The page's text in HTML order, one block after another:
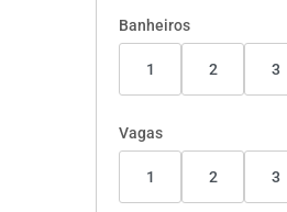
Banheiros
1 2 3
Vagas
1 2 3